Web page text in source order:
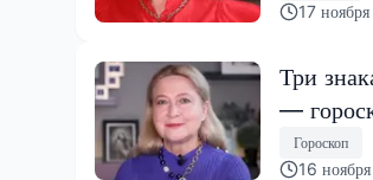
17
Три
—
Гороскоп
16